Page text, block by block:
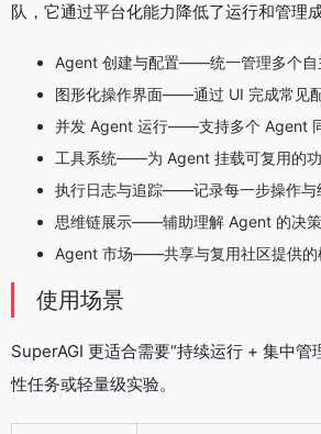
队，它通过平台化能力降低了运行和管理成
Agent 创建与配置——统一管理多个自
图形化操作界面——通过 UI 完成常见
并发 Agent 运行——支持多个 Agent
工具系统——为 Agent 挂载可复用的
执行日志与追踪——记录每一步操作与
思维链展示——辅助理解 Agent 的决
Agent 市场——共享与复用社区提供的
使用场景
SuperAGI 更适合需要“持续运行 + 集中管
性任务或轻量级实验。